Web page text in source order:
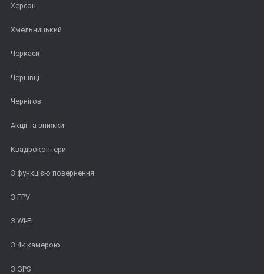
Херсон
Хмельницький
Черкаси
Чернівці
Чернігов
Акції та знижки
Квадрокоптери
З функцією повернення
З FPV
З Wi-Fi
З 4к камерою
З GPS